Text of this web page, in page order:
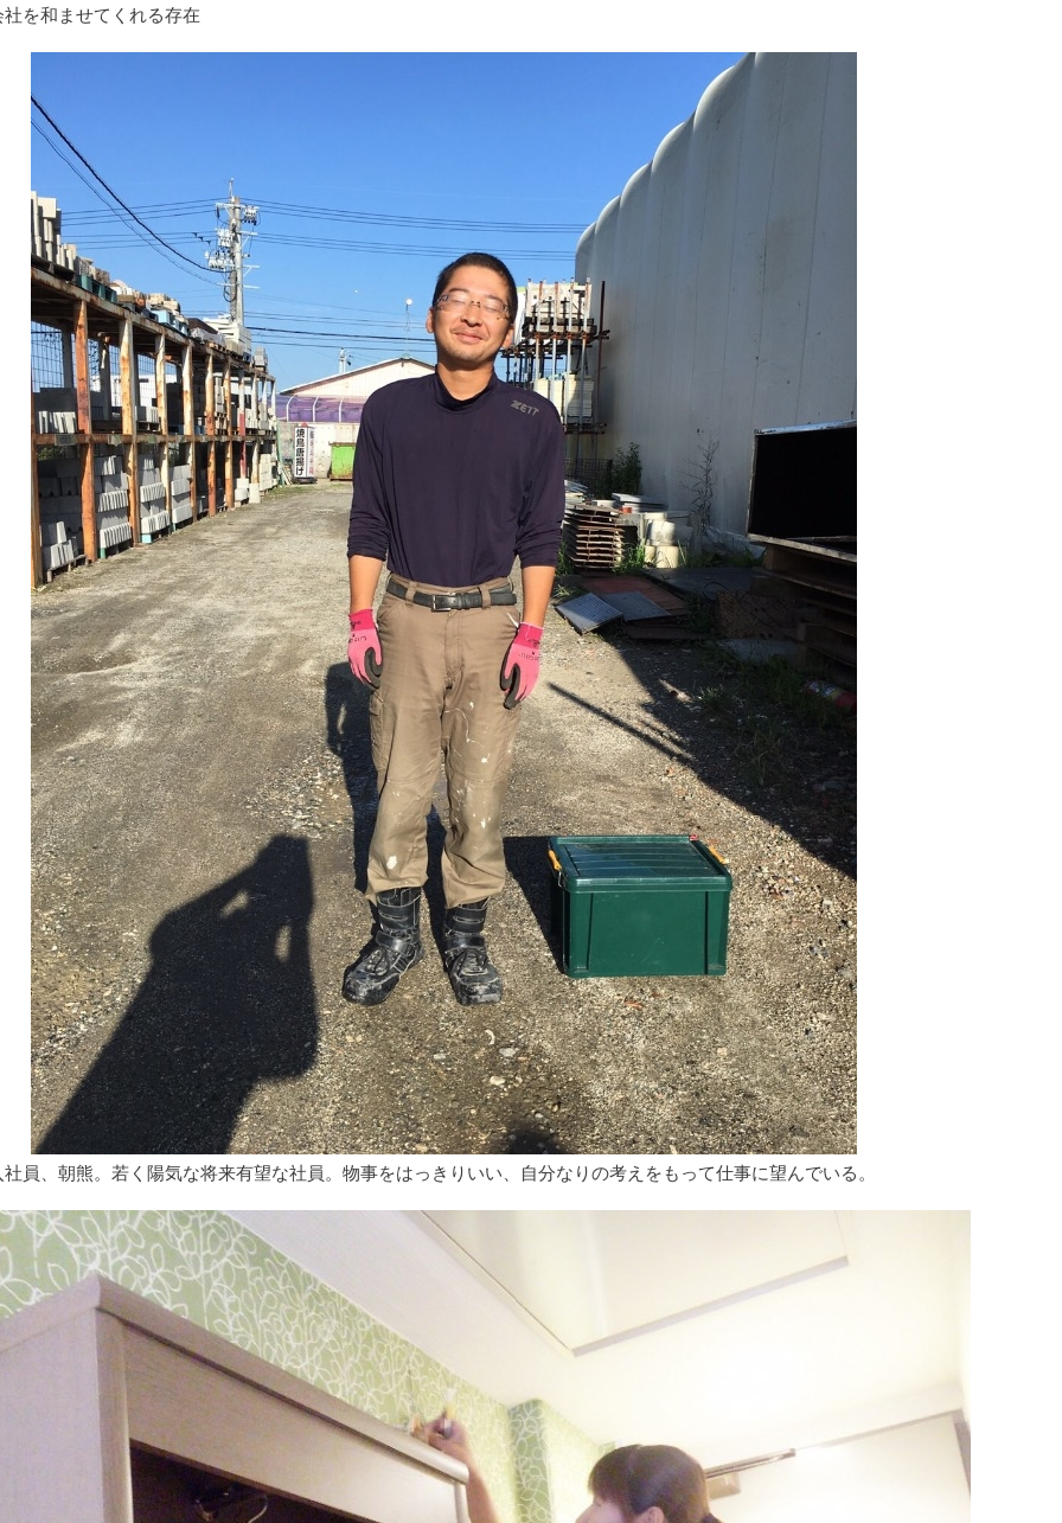
を和ませてくれる存在
員、朝熊。若く陽気な将来有望な社員。物事をはっきりいい、自分なりの考えをもって仕事に望んでいる。